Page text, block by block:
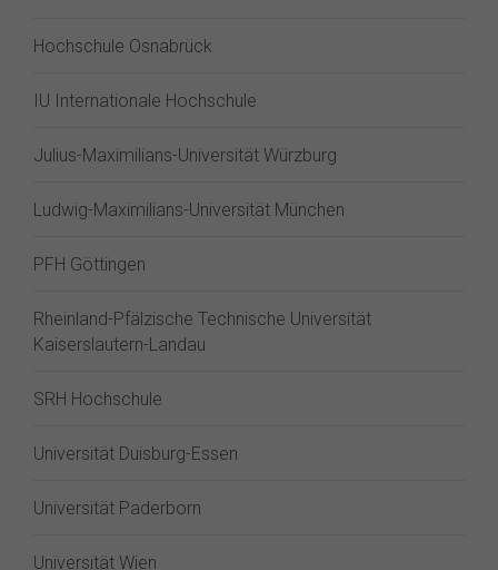
Hochschule Osnabrück
IU Internationale Hochschule
Julius-Maximilians-Universität Würzburg
Ludwig-Maximilians-Universität München
PFH Göttingen
Rheinland-Pfälzische Technische Universität
Kaiserslautern-Landau
SRH Hochschule
Universität Duisburg-Essen
Universität Paderborn
Universität Wien